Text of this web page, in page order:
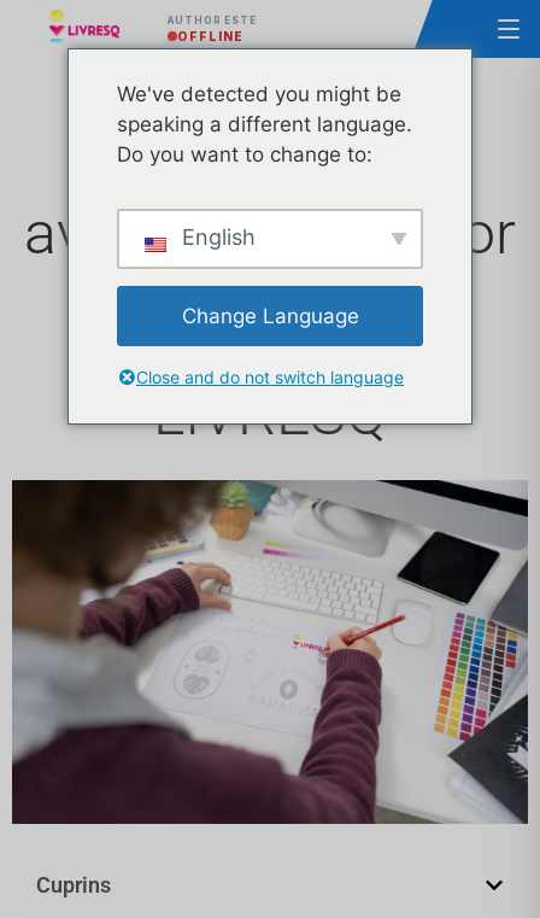
AUTHOR ESTE
OFFLINE
Personalizarea
avansată a lecțiilor
cu teme, CSS și
branding în
LIVRESQ
Cuprins
We've detected you might be
speaking a different language.
Do you want to change to:
English
Change Language
Close and do not switch language